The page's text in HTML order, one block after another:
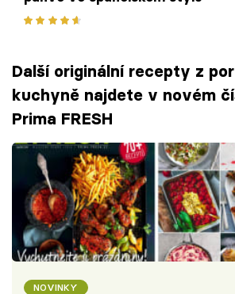
Další originální recepty z
kuchyně najdete v novém
Prima FRESH
NOVINKY